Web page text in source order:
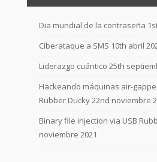
Dia mundial de la contraseña
Ciberataque a SMS 10th abril
Liderazgo cuántico 25th
Hackeando máquinas air-
Rubber Ducky22nd noviembre
Binary file injection via USB
noviembre 2021